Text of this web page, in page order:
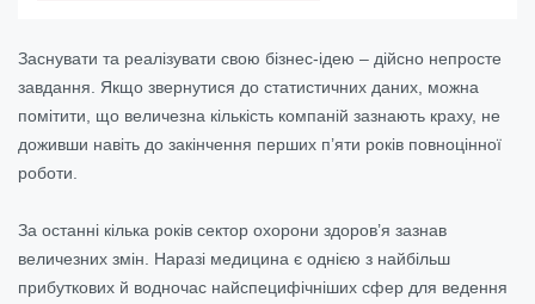
Заснувати та реалізувати свою бізнес-ідею – дійсно непросте
завдання. Якщо звернутися до статистичних даних, можна
помітити, що величезна кількість компаній зазнають краху, не
доживши навіть до закінчення перших п’яти років повноцінної
роботи.
За останні кілька років сектор охорони здоров’я зазнав
величезних змін. Наразі медицина є однією з найбільш
прибуткових й водночас найспецифічніших сфер для ведення